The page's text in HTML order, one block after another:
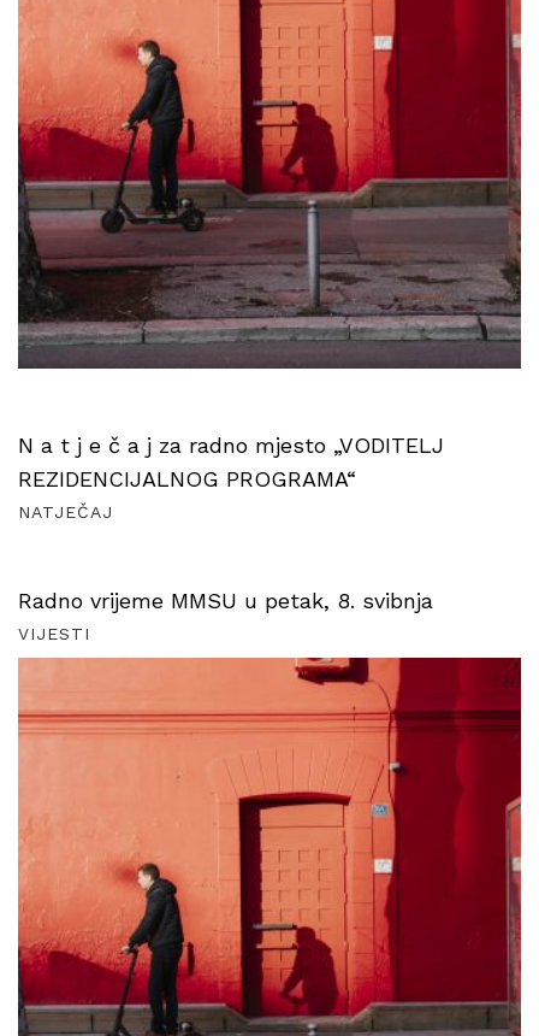
N a t j e č a j za radno mjesto „VODITELJ
REZIDENCIJALNOG PROGRAMA“
NATJEČAJ
Radno vrijeme MMSU u petak, 8. svibnja
VIJESTI